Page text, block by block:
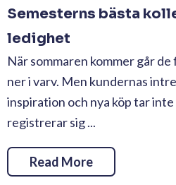
Semesterns bästa
ledighet
När sommaren kommer går
ner i varv. Men kundernas
inspiration och nya köp tar
registrerar sig ...
Read More